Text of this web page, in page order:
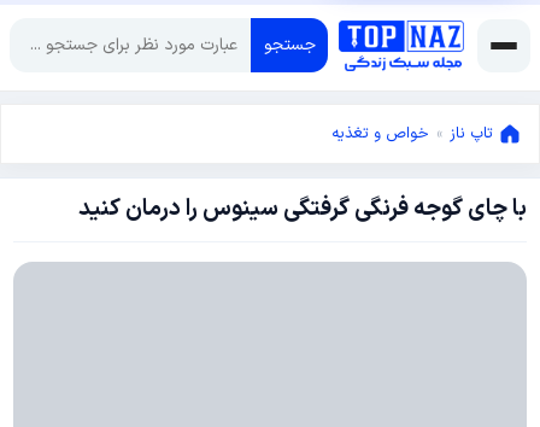
جستجو
تاپ ناز » خواص و تغذیه
با چای گوجه فرنگی گرفتگی سینوس را درمان کنید
می
2015